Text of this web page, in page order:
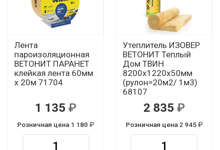
Лента
пароизоляционная
ВЕТОНИТ ПАРАНЕТ
клейкая лента 60мм
х 20м 71704
1 135
Розничная цена 1 180
Утеплитель ИЗОВЕР
ВЕТОНИТ Теплый
Дом ТВИН
8200х1220х50мм
(рулон=20м2/ 1м3)
68107
2 835
Розничная цена 2 945